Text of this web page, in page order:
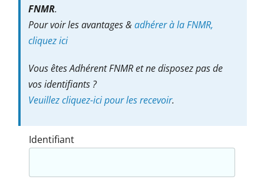
FNMR.
Pour voir les avantages &adhérer à la FNMR,
cliquez ici
Vous êtes Adhérent FNMR et ne disposez pas de
vos identifiants ?
Veuillez cliquez-ici pour les recevoir.
Identifiant